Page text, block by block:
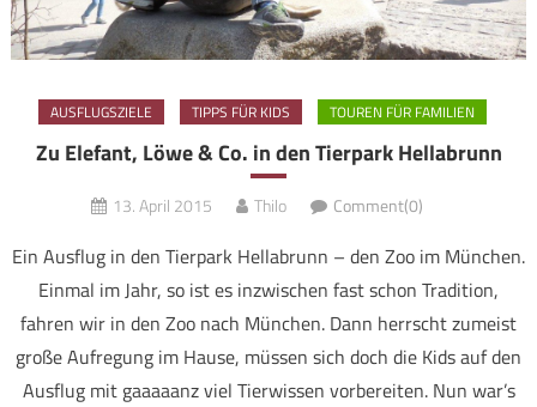
AUSFLUGSZIELE TIPPS FÜR KIDS TOUREN FÜR FAMILIEN
Zu Elefant, Löwe & Co. in den Tierpark Hellabrunn
13. April 2015 Thilo Comment(0)
Ein Ausflug in den Tierpark Hellabrunn – den Zoo im München.
Einmal im Jahr, so ist es inzwischen fast schon Tradition,
fahren wir in den Zoo nach München. Dann herrscht zumeist
große Aufregung im Hause, müssen sich doch die Kids auf den
Ausflug mit gaaaaanz viel Tierwissen vorbereiten. Nun war’s